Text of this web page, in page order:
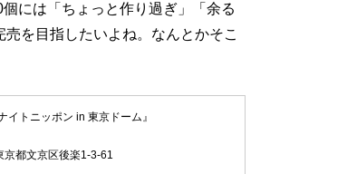
には「ちょっと作り過ぎ」「余る
を目指したいよね。なんとかそこ
トニッポン in 東京ドーム』
都文京区後楽1-3-61